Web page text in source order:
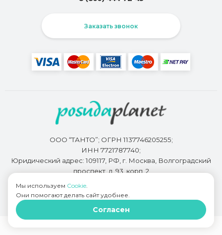
Заказать звонок
ООО “ТАНТО”; ОГРН 1137746205255;
ИНН 7721787740;
Юридический адрес: 109117, РФ, г. Москва, Волгоградский
проспект, д. 93, корп. 2
Разработкой сайта занимается
Мы используем Cookie.
Они помогают делать сайт удобнее.
Согласен